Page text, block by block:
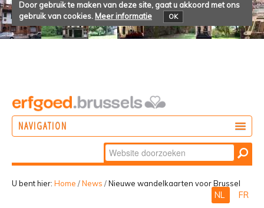
Door gebruik te maken van deze site, gaat u akkoord met ons
gebruik van cookies. Meer informatie OK
NAVIGATION
Zoek
Geavanceerd
zoeken...
U bent hier: Home /News /Nieuwe wandelkaarten voor Brussel
NL FR